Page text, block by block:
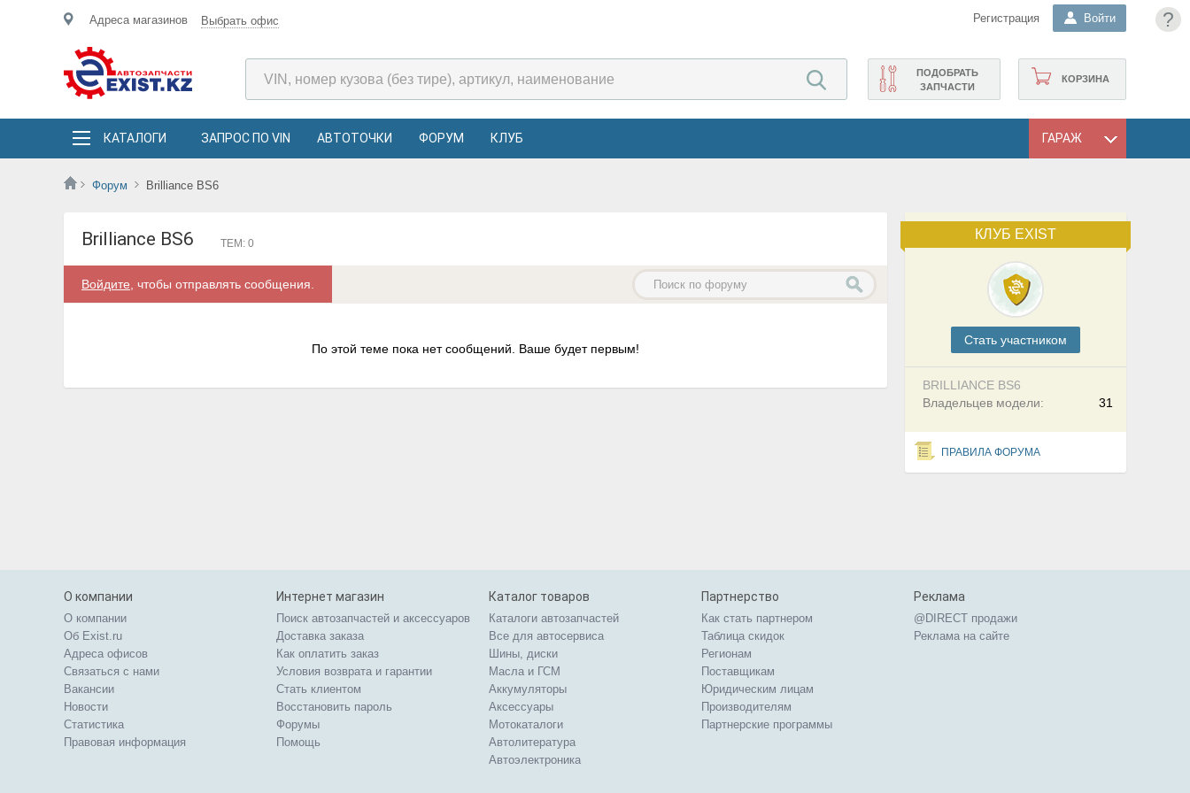
?
Адреса магазинов Выбрать офис Регистрация Войти
КОРЗИНА
ПОДОБРАТЬ
ЗАПЧАСТИ
КАТАЛОГИ ЗАПРОС ПО VIN АВТОТОЧКИ ФОРУМ КЛУБ ГАРАЖ
Форум Brilliance BS6
КЛУБ EXIST
Cтать участником
BRILLIANCE BS6
31
Владельцев модели:
ПРАВИЛА ФОРУМА
Brilliance BS6 ТЕМ: 0
Войдите , чтобы отправлять сообщения.
По этой теме пока нет сообщений. Ваше будет первым!
О компании
О компании
Об Exist.ru
Адреса офисов
Связаться с нами
Вакансии
Новости
Статистика
Правовая информация
Интернет магазин
Поиск автозапчастей и аксессуаров
Доставка заказа
Как оплатить заказ
Условия возврата и гарантии
Стать клиентом
Восстановить пароль
Форумы
Помощь
Каталог товаров
Каталоги автозапчастей
Все для автосервиса
Шины, диски
Масла и ГСМ
Аккумуляторы
Аксессуары
Мотокаталоги
Автолитература
Автоэлектроника
Партнерство
Как стать партнером
Таблица скидок
Регионам
Поставщикам
Юридическим лицам
Производителям
Партнерские программы
Реклама
@DIRECT продажи
Реклама на сайте